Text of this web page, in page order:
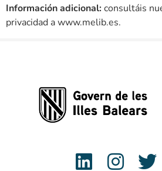
Información adicional:consultáis
privacidad a www.melib.es.